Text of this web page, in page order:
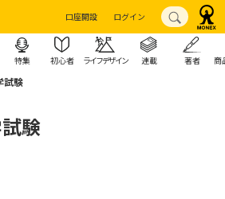
口座開設 ログイン
特集 初心者 ライフデザイン 連載 著者 商
試験
験